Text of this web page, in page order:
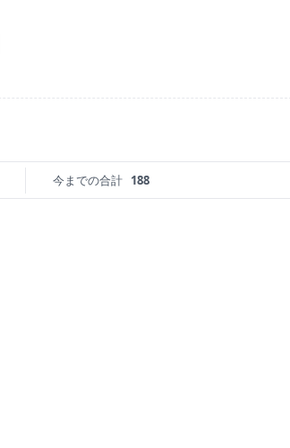
今までの合計 188